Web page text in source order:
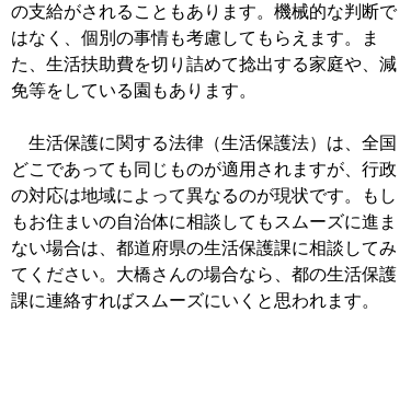
の支給がされることもあります。機械的な判断で
はなく、個別の事情も考慮してもらえます。ま
た、生活扶助費を切り詰めて捻出する家庭や、減
免等をしている園もあります。
生活保護に関する法律（生活保護法）は、全国
どこであっても同じものが適用されますが、行政
の対応は地域によって異なるのが現状です。もし
もお住まいの自治体に相談してもスムーズに進ま
ない場合は、都道府県の生活保護課に相談してみ
てください。大橋さんの場合なら、都の生活保護
課に連絡すればスムーズにいくと思われます。